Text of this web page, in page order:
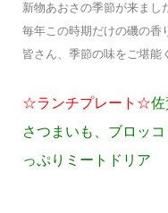
新物あおさの季節が来まし
毎年この時期だけの磯の香
皆さん、季節の味をご堪能
☆ランチプレート☆佐
さつまいも、ブロッ
っぷりミートドリア